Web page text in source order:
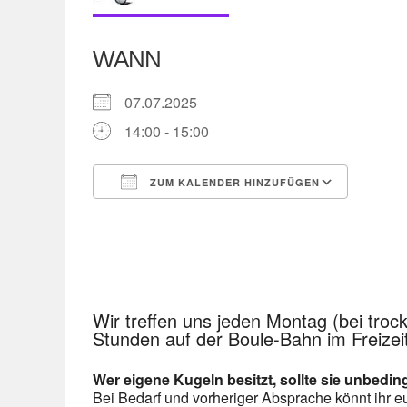
WANN
07.07.2025
14:00 - 15:00
ZUM KALENDER HINZUFÜGEN
Wir treffen uns jeden Montag (bei
Stunden auf der Boule-Bahn im
Wer eigene Kugeln besitzt, sollte sie
Bei Bedarf und vorheriger Absprache könnt ihr